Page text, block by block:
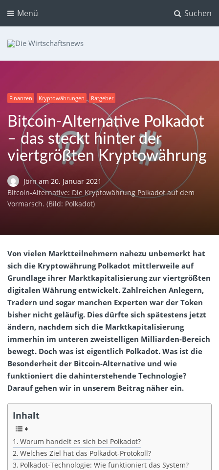
Suchen
Menü
Finanzen Kryptowährungen Ratgeber
Bitcoin-Alternative Polkadot
– das steckt hinter der
viertgrößten Kryptowährung
Jörnam 20. Januar 2021
Bitcoin-Alternative: Die Kryptowährung Polkadot auf dem
Vormarsch. (Bild: Polkadot)
Von vielen Marktteilnehmern nahezu unbemerkt hat
sich die Kryptowährung Polkadot mittlerweile auf
Grundlage ihrer Marktkapitalisierung zur viertgrößten
digitalen Währung entwickelt. Zahlreichen Anlegern,
Tradern und sogar manchen Experten war der Token
bisher nicht geläufig. Dies dürfte sich spätestens jetzt
ändern, nachdem sich die Marktkapitalisierung
immerhin im unteren zweistelligen Milliarden-Bereich
bewegt. Doch was ist eigentlich Polkadot. Was ist die
Besonderheit der Bitcoin-Alternative und wie
funktioniert die dahinterstehende Technologie?
Darauf gehen wir in unserem Beitrag näher ein.
Inhalt
Worum handelt es sich bei Polkadot?
Welches Ziel hat das Polkadot-Protokoll?
Polkadot-Technologie: Wie funktioniert das System?